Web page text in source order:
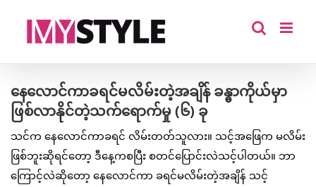
နေလောင်ကာခရင်မလိမ်းတဲ့အချိန် ခန္ဓာကိုယ်မှာ
ဖြစ်လာနိုင်တဲ့သက်ရောက်မှု (၆) ခု
သင်က နေလောင်ကာခရင် လိမ်းတတ်သူလား။ သင့်အဖြေက မလိမ်း
ဖြစ်ဘူးဆိုရင်တော့ ဒီနေ့ကစပြီး စတင်ပြောင်းလဲသင့်ပါတယ်။ ဘာ
ကြောင့်လဲဆိုတော့ နေလောင်ကာ ခရင်မလိမ်းတဲ့အချိန် သင့်